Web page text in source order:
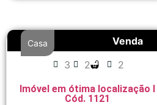
Venda
Casa
3 2 2
Imóvel em ótima localização I
Cód. 1121